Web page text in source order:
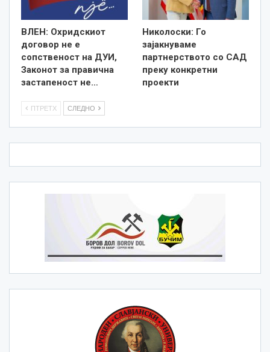
ВЛЕН: Охридскиот
договор не е
сопственост на ДУИ,
Законот за правична
застапеност не…
Николоски: Го
зајакнуваме
партнерството со САД
преку конкретни
проекти
ПТРЕТХ СЛЕДНО